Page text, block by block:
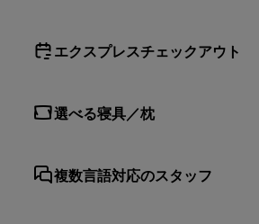
エクスプレスチェックアウト
選べる寝具／枕
複数言語対応のスタッフ